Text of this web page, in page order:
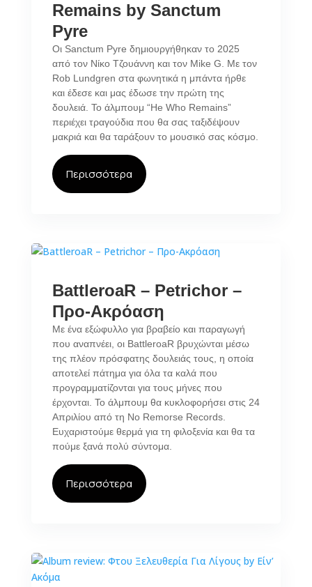
Remains by Sanctum
Pyre
Οι Sanctum Pyre δημιουργήθηκαν το 2025
από τον Νίκο Τζουάννη και τον Mike G. Με τον
Rob Lundgren στα φωνητικά η μπάντα ήρθε
και έδεσε και μας έδωσε την πρώτη της
δουλειά. Το άλμπουμ “He Who Remains”
περιέχει τραγούδια που θα σας ταξιδέψουν
μακριά και θα ταράξουν το μουσικό σας κόσμο.
Περισσότερα
BattleroaR – Petrichor –
Προ-Ακρόαση
Με ένα εξώφυλλο για βραβείο και παραγωγή
που αναπνέει, οι BattleroaR βρυχώνται μέσω
της πλέον πρόσφατης δουλειάς τους, η οποία
αποτελεί πάτημα για όλα τα καλά που
προγραμματίζονται για τους μήνες που
έρχονται. Το άλμπουμ θα κυκλοφορήσει στις 24
Απριλίου από τη No Remorse Records.
Ευχαριστούμε θερμά για τη φιλοξενία και θα τα
πούμε ξανά πολύ σύντομα.
Περισσότερα